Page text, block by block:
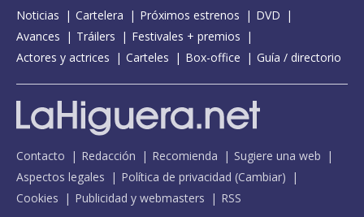
Noticias Cartelera Próximos estrenos
DVD
Avances
Tráilers
Festivales + premios
Actores y actrices
Carteles Box-office Guía / directorio
Contacto Redacción Recomienda
Sugiere una web
Aspectos legales
Política de privacidad (Cambiar)
Cookies
Publicidad y webmasters RSS